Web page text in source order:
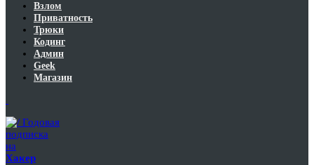
Взлом
Приватность
Трюки
Кодинг
Админ
Geek
Магазин
Годовая
подписка
на
Хакер